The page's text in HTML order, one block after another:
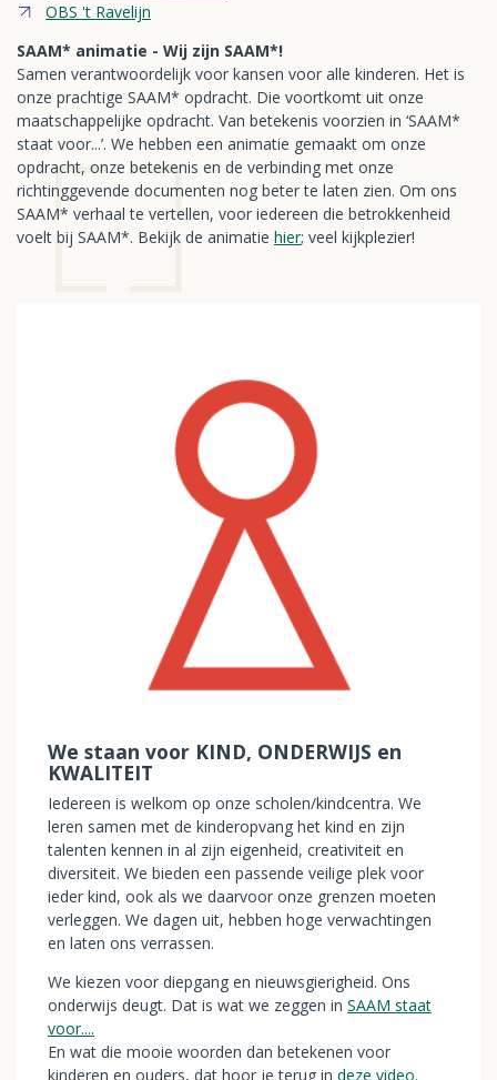
OBS 't Ravelijn
SAAM* animatie - Wij zijn SAAM*!
Samen verantwoordelijk voor kansen voor alle kinderen. Het is
onze prachtige SAAM* opdracht. Die voortkomt uit onze
maatschappelijke opdracht. Van betekenis voorzien in ‘SAAM*
staat voor...’. We hebben een animatie gemaakt om onze
opdracht, onze betekenis en de verbinding met onze
richtinggevende documenten nog beter te laten zien. Om ons
SAAM* verhaal te vertellen, voor iedereen die betrokkenheid
voelt bij SAAM*. Bekijk de animatie hier; veel kijkplezier!
We staan voor KIND, ONDERWIJS en
KWALITEIT
Iedereen is welkom op onze scholen/kindcentra. We
leren samen met de kinderopvang het kind en zijn
talenten kennen in al zijn eigenheid, creativiteit en
diversiteit. We bieden een passende veilige plek voor
ieder kind, ook als we daarvoor onze grenzen moeten
verleggen. We dagen uit, hebben hoge verwachtingen
en laten ons verrassen.
We kiezen voor diepgang en nieuwsgierigheid. Ons
onderwijs deugt. Dat is wat we zeggen in SAAM staat
voor....
En wat die mooie woorden dan betekenen voor
kinderen en ouders, dat hoor je terug in deze video.